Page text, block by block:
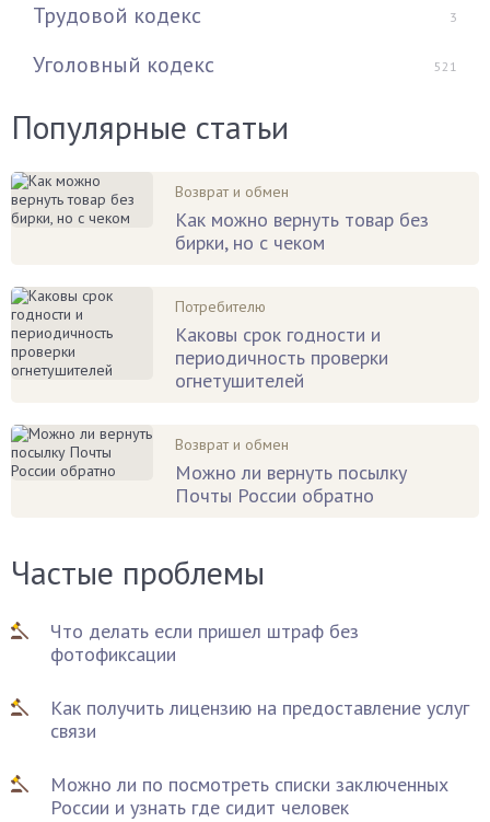
Трудовой кодекс 3
Уголовный кодекс 521
Популярные статьи
Возврат и обмен
Как можно вернуть товар без
бирки, но с чеком
Потребителю
Каковы срок годности и
периодичность проверки
огнетушителей
Возврат и обмен
Можно ли вернуть посылку
Почты России обратно
Частые проблемы
Что делать если пришел штраф без
фотофиксации
Как получить лицензию на предоставление услуг
связи
Можно ли по посмотреть списки заключенных
России и узнать где сидит человек